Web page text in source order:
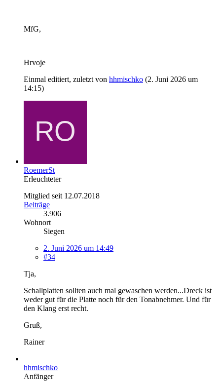
MfG,
Hrvoje
Einmal editiert, zuletzt von hhmischko (2. Juni 2026 um
14:15)
RoemerSt
Erleuchteter
Mitglied seit 12.07.2018
Beiträge
3.906
Wohnort
Siegen
2. Juni 2026 um 14:49
#34
Tja,
Schallplatten sollten auch mal gewaschen werden...Dreck ist
weder gut für die Platte noch für den Tonabnehmer. Und für
den Klang erst recht.
Gruß,
Rainer
hhmischko
Anfänger